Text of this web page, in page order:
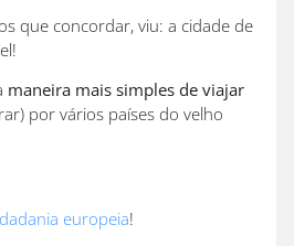
que concordar, viu: a cidade de
maneira mais simples de viajar
por vários países do velho
europeia!